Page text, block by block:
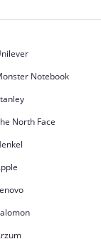
Notebook
North Face